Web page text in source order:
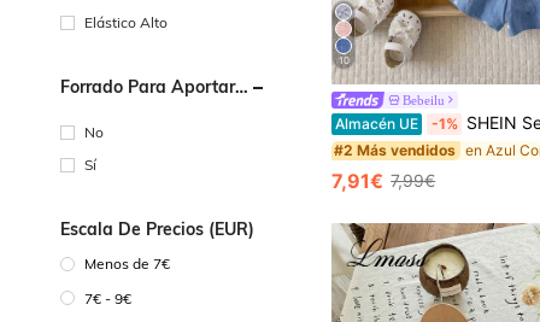
Elástico Alto
Forrado Para Aportar
No
Sí
Escala De Precios (EUR)
Menos de 7€
7€ - 9€
10
Bebeilu
Almacén UE -1% SHEIN Set de 2 piezas de top de cuello redondo de unicolor casual con decoración de lazo 3D en la espalda y pantalones
#2 Más vendidos
7,91€ 7,99€